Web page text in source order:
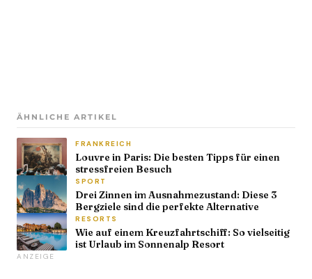
ÄHNLICHE ARTIKEL
FRANKREICH
Louvre in Paris: Die besten Tipps für einen
stressfreien Besuch
SPORT
Drei Zinnen im Ausnahmezustand: Diese 3
Bergziele sind die perfekte Alternative
RESORTS
Wie auf einem Kreuzfahrtschiff: So vielseitig
ist Urlaub im Sonnenalp Resort
ANZEIGE